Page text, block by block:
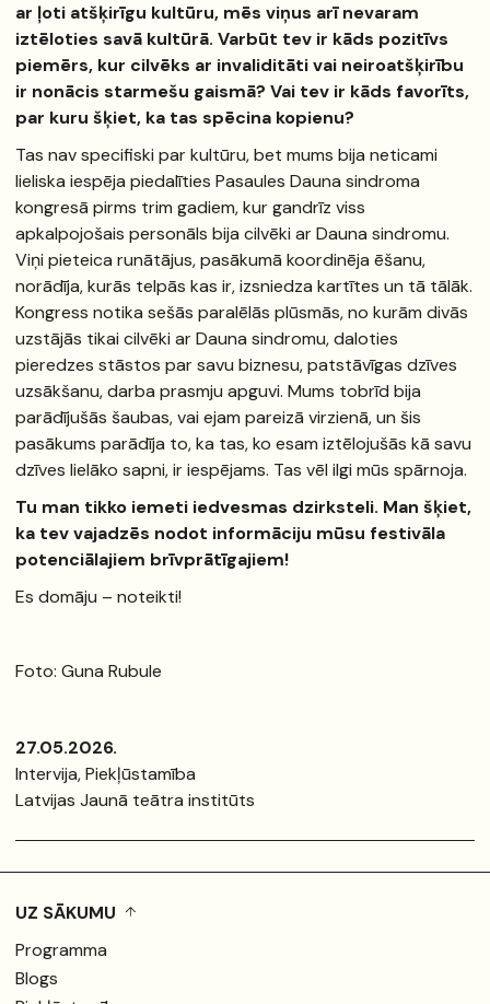
ar ļoti atšķirīgu kultūru, mēs viņus arī nevaram
iztēloties savā kultūrā. Varbūt tev ir kāds pozitīvs
piemērs, kur cilvēks ar invaliditāti vai neiroatšķirību
ir nonācis starmešu gaismā? Vai tev ir kāds favorīts,
par kuru šķiet, ka tas spēcina kopienu?
Tas nav specifiski par kultūru, bet mums bija neticami
lieliska iespēja piedalīties Pasaules Dauna sindroma
kongresā pirms trim gadiem, kur gandrīz viss
apkalpojošais personāls bija cilvēki ar Dauna sindromu.
Viņi pieteica runātājus, pasākumā koordinēja ēšanu,
norādīja, kurās telpās kas ir, izsniedza kartītes un tā tālāk.
Kongress notika sešās paralēlās plūsmās, no kurām divās
uzstājās tikai cilvēki ar Dauna sindromu, daloties
pieredzes stāstos par savu biznesu, patstāvīgas dzīves
uzsākšanu, darba prasmju apguvi. Mums tobrīd bija
parādījušās šaubas, vai ejam pareizā virzienā, un šis
pasākums parādīja to, ka tas, ko esam iztēlojušās kā savu
dzīves lielāko sapni, ir iespējams. Tas vēl ilgi mūs spārnoja.
Tu man tikko iemeti iedvesmas dzirksteli. Man šķiet,
ka tev vajadzēs nodot informāciju mūsu festivāla
potenciālajiem brīvprātīgajiem!
Es domāju – noteikti!
Foto: Guna Rubule
27.05.2026.
Intervija, Piekļūstamība
Latvijas Jaunā teātra institūts
UZ SĀKUMU
Programma
Blogs